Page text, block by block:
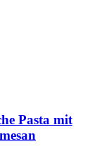
Pasta mit